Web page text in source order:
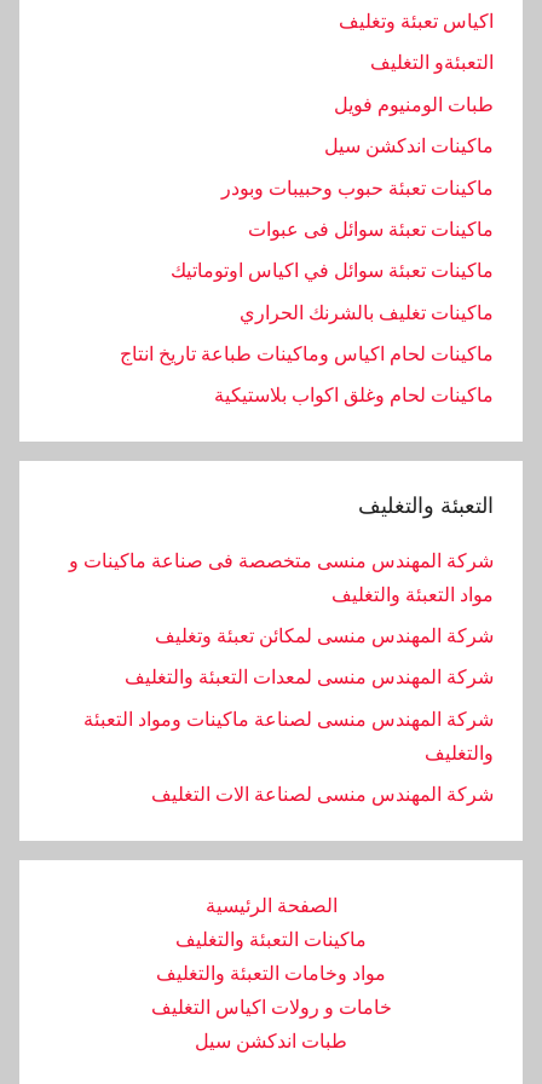
اكياس تعبئة وتغليف
التعبئةو التغليف
طبات الومنيوم فويل
ماكينات اندكشن سيل
ماكينات تعبئة حبوب وحبيبات وبودر
ماكينات تعبئة سوائل فى عبوات
ماكينات تعبئة سوائل في اكياس اوتوماتيك
ماكينات تغليف بالشرنك الحراري
ماكينات لحام اكياس وماكينات طباعة تاريخ انتاج
ماكينات لحام وغلق اكواب بلاستيكية
التعبئة والتغليف
شركة المهندس منسى متخصصة فى صناعة ماكينات و
مواد التعبئة والتغليف
شركة المهندس منسى لمكائن تعبئة وتغليف
شركة المهندس منسى لمعدات التعبئة والتغليف
شركة المهندس منسى لصناعة ماكينات ومواد التعبئة
والتغليف
‏شركة المهندس منسى لصناعة الات التغليف
الصفحة الرئيسية
ماكينات التعبئة والتغليف
مواد وخامات التعبئة والتغليف
خامات و رولات اكياس التغليف
طبات اندكشن سيل